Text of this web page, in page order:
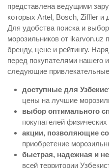
представлена ведущими
которых Artel, Bosch, Ziffler и
Для удобства поиска и
морозильников от ikarvon.uz
бренду, цене и рейтингу.
перед покупателями нашего
следующие
доступные для
цены на лучшие
выбор оптимального
покупателей
акции, позволяющие
приобретение
быстрая, надежная и
всей территории